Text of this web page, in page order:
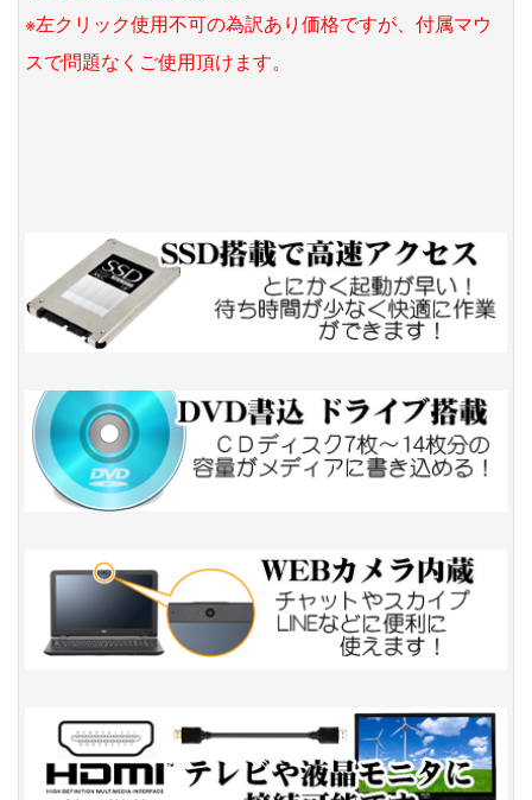
※左クリック使用不可の為訳あり価格ですが、付属マウ
スで問題なくご使用頂けます。